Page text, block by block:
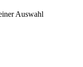
Auswahl